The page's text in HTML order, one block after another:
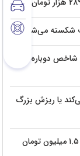
شکسته می‌شود؟
۶.۹ همت پول؛ شاخص دوباره بالای
دلار را حفظ می‌کند یا ریزش بزرگ